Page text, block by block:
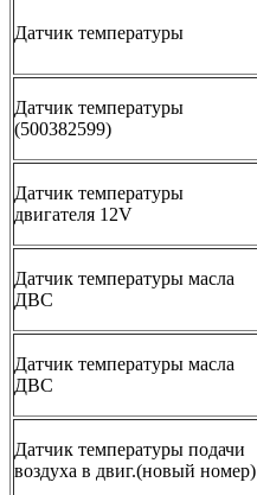
Датчик температуры
Датчик температуры
(500382599)
Датчик температуры
двигателя 12V
Датчик температуры масла
ДВС
Датчик температуры масла
ДВС
Датчик температуры подачи
воздуха в двиг.(новый номер)